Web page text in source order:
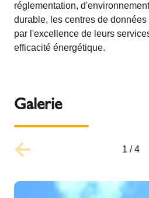
réglementation,
durable, les centres de
par l'excellence de leurs
efficacité énergétique.
Galerie
1 /4